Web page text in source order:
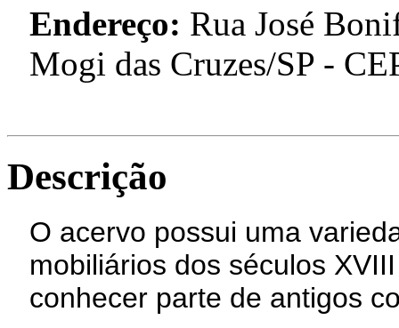
Endereço: Rua José
Mogi das Cruzes/SP -
Descrição
O acervo possui uma
mobiliários dos séculos
conhecer parte de antigos